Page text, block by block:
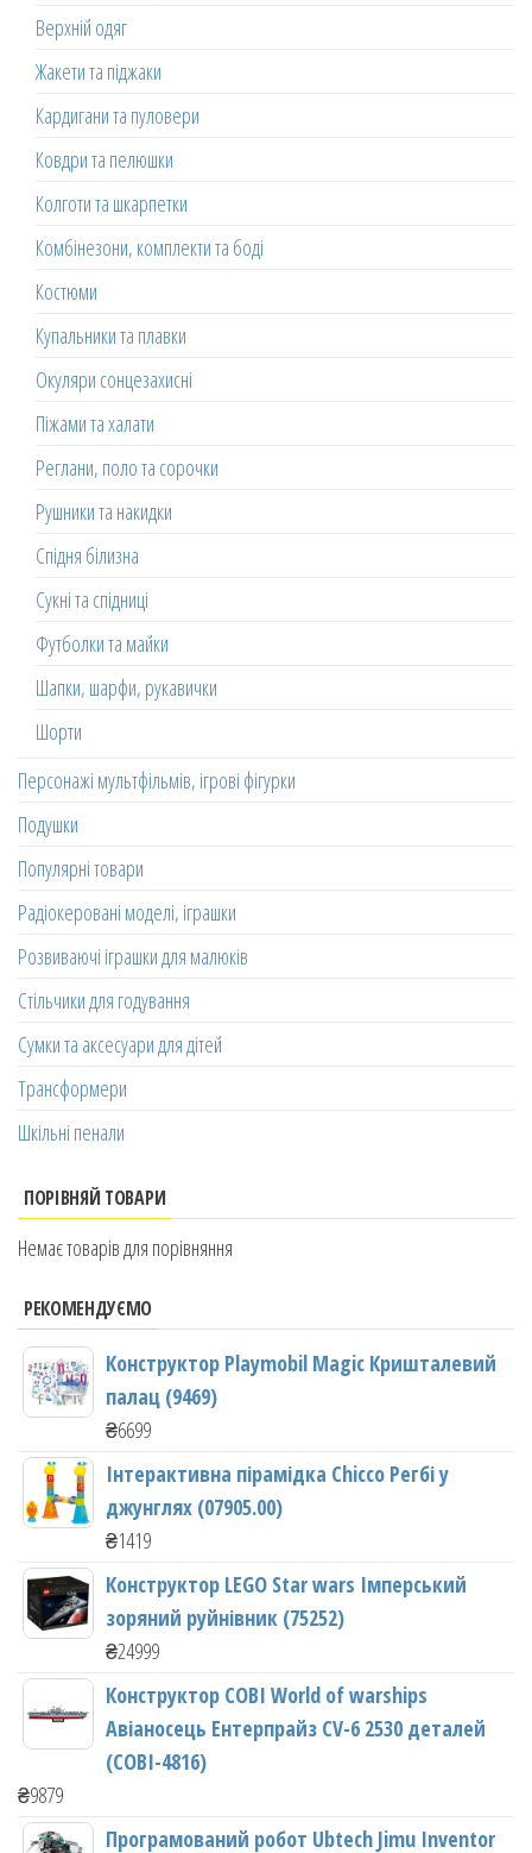
Верхній одяг
Жакети та піджаки
Кардигани та пуловери
Ковдри та пелюшки
Колготи та шкарпетки
Комбінезони, комплекти та боді
Костюми
Купальники та плавки
Окуляри сонцезахисні
Піжами та халати
Реглани, поло та сорочки
Рушники та накидки
Спідня білизна
Сукні та спідниці
Футболки та майки
Шапки, шарфи, рукавички
Шорти
Персонажі мультфільмів, ігрові фігурки
Подушки
Популярні товари
Радіокеровані моделі, іграшки
Розвиваючі іграшки для малюків
Стільчики для годування
Сумки та аксесуари для дітей
Трансформери
Шкільні пенали
ПОРІВНЯЙ ТОВАРИ
Немає товарів для порівняння
РЕКОМЕНДУЄМО
Конструктор Playmobil Magic Кришталевий
палац (9469)
₴6699
Інтерактивна пірамідка Chicco Регбі у
джунглях (07905.00)
₴1419
Конструктор LEGO Star wars Імперський
зоряний руйнівник (75252)
₴24999
Конструктор COBI World of warships
Авіаносець Ентерпрайз CV-6 2530 деталей
(COBI-4816)
₴9879
Програмований робот Ubtech Jimu Inventor